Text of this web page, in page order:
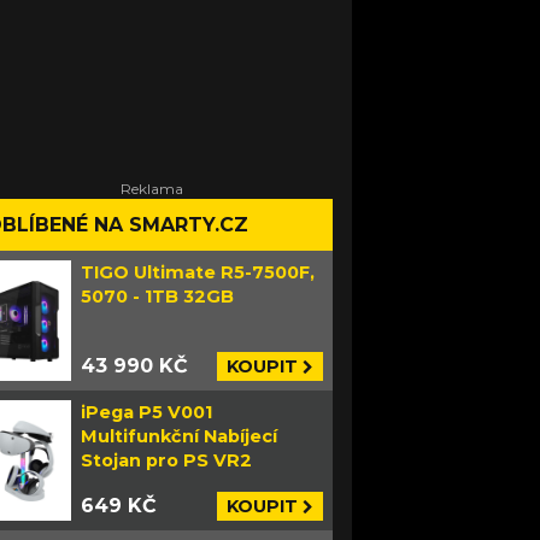
NA SMARTY.CZ
TIGO Ultimate R5-7500F,
5070 - 1TB 32GB
43 990 KČ KOUPIT
iPega P5 V001
Multifunkční Nabíjecí
Stojan pro PS VR2
649 KČ KOUPIT